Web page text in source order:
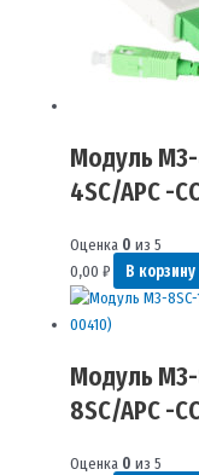
Модуль М3-
4SC/APC -
Оценка 0 из 5
0,00 ₽ В корзину
Модуль М3-
8SC/APC -
Оценка 0 из 5